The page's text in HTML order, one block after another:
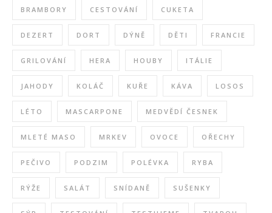
BRAMBORY CESTOVÁNÍ CUKETA
DEZERT DORT DÝNĚ DĚTI FRANCIE
GRILOVÁNÍ HERA HOUBY ITÁLIE
JAHODY KOLÁČ KUŘE KÁVA LOSOS
LÉTO MASCARPONE MEDVĚDÍ ČESNEK
MLETÉ MASO MRKEV OVOCE OŘECHY
PEČIVO PODZIM POLÉVKA RYBA
RÝŽE SALÁT SNÍDANĚ SUŠENKY